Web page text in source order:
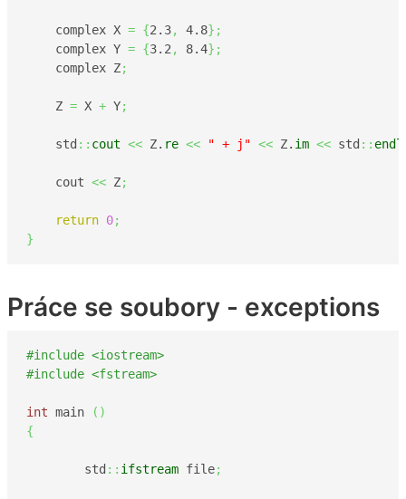
    complex X
= {2.3, 4.8} ;
    complex Y
= {3.2 , 8.4} ;
    complex Z
;
    Z
= X + Y;
    std
:: cout << Z. re << " + j" << Z. im << std :: endl
    cout
<< Z;
return 0;
}
Práce se soubory - exceptions
#include <iostream>
#include <fstream>
int main ( )
{
	std
:: ifstream file;